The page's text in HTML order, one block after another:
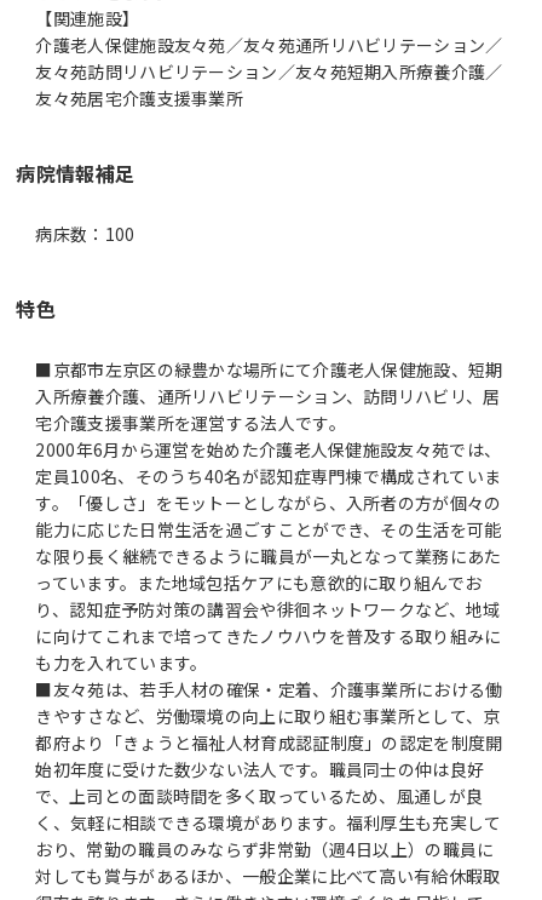
【関連施設】
介護老人保健施設友々苑／友々苑通所リハビリテーション／
友々苑訪問リハビリテーション／友々苑短期入所療養介護／
友々苑居宅介護支援事業所
病院情報補足
病床数：100
特色
■京都市左京区の緑豊かな場所にて介護老人保健施設、短期
入所療養介護、通所リハビリテーション、訪問リハビリ、居
宅介護支援事業所を運営する法人です。
2000年6月から運営を始めた介護老人保健施設友々苑では、
定員100名、そのうち40名が認知症専門棟で構成されていま
す。「優しさ」をモットーとしながら、入所者の方が個々の
能力に応じた日常生活を過ごすことができ、その生活を可能
な限り長く継続できるように職員が一丸となって業務にあた
っています。また地域包括ケアにも意欲的に取り組んでお
り、認知症予防対策の講習会や徘徊ネットワークなど、地域
に向けてこれまで培ってきたノウハウを普及する取り組みに
も力を入れています。
■友々苑は、若手人材の確保・定着、介護事業所における働
きやすさなど、労働環境の向上に取り組む事業所として、京
都府より「きょうと福祉人材育成認証制度」の認定を制度開
始初年度に受けた数少ない法人です。職員同士の仲は良好
で、上司との面談時間を多く取っているため、風通しが良
く、気軽に相談できる環境があります。福利厚生も充実して
おり、常勤の職員のみならず非常勤（週4日以上）の職員に
対しても賞与があるほか、一般企業に比べて高い有給休暇取